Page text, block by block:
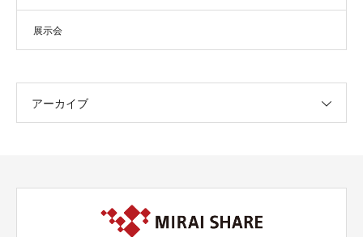
展示会
アーカイブ